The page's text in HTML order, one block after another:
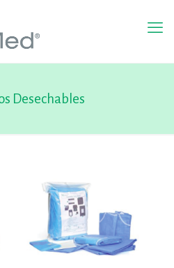
Desechables